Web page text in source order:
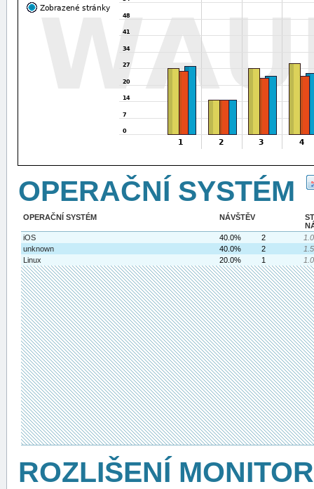
OPERAČNÍ SYSTÉM
OPERAČNÍ SYSTÉM NÁVŠTĚV
iOS
40.0% 2
unknown
40.0% 2
Linux
20.0% 1
ROZLIŠENÍ